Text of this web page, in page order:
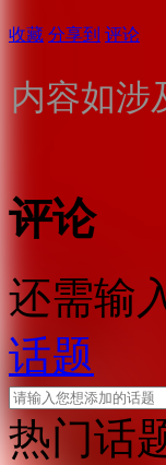
收藏 分享到 评论
内容如涉
评论
还需输
话题
热门话